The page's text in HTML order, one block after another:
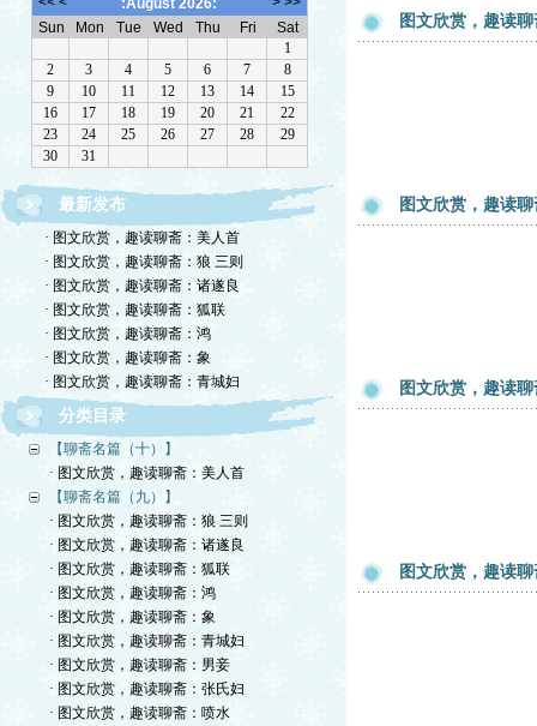
最新发布
· 图文欣赏，趣读聊斋：美人首
· 图文欣赏，趣读聊斋：狼 三则
· 图文欣赏，趣读聊斋：诸遂良
· 图文欣赏，趣读聊斋：狐联
· 图文欣赏，趣读聊斋：鸿
· 图文欣赏，趣读聊斋：象
· 图文欣赏，趣读聊斋：青城妇
分类目录
【聊斋名篇（十）】
· 图文欣赏，趣读聊斋：美人首
【聊斋名篇（九）】
· 图文欣赏，趣读聊斋：狼 三则
· 图文欣赏，趣读聊斋：诸遂良
· 图文欣赏，趣读聊斋：狐联
· 图文欣赏，趣读聊斋：鸿
· 图文欣赏，趣读聊斋：象
· 图文欣赏，趣读聊斋：青城妇
· 图文欣赏，趣读聊斋：男妾
· 图文欣赏，趣读聊斋：张氏妇
· 图文欣赏，趣读聊斋：喷水
图文欣赏，趣读
图文欣赏，趣读
图文欣赏，趣读
图文欣赏，趣读